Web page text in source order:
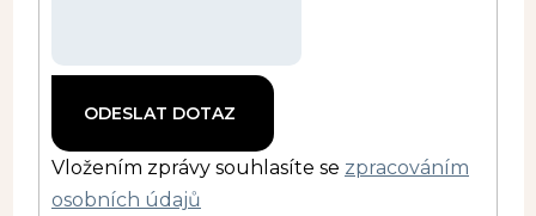
Vložením zprávy souhlasíte se zpracováním
osobních údajů